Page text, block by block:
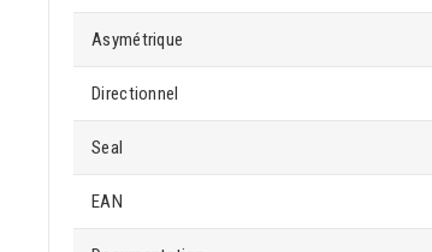
Asymétrique
Directionnel
Seal
EAN